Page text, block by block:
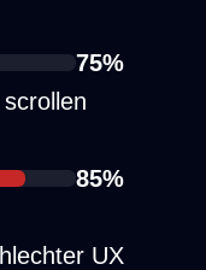
75%
85%
UX